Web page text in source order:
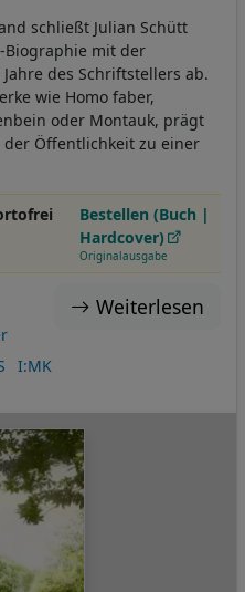
schließt Julian Schütt
Biographie mit der
des Schriftstellers ab.
wie Homo faber,
oder Montauk, prägt
Öffentlichkeit zu einer
Bestellen (Buch |
Hardcover)
Originalausgabe
Weiterlesen
I:MK